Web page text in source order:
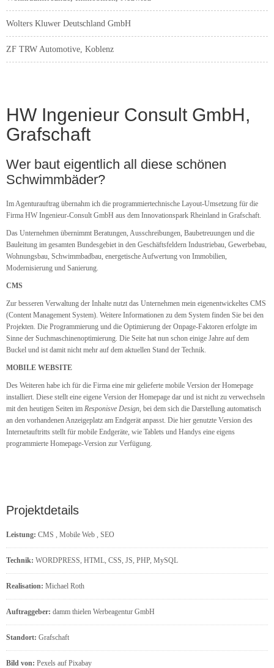
Wolters Kluwer Deutschland GmbH
ZF TRW Automotive, Koblenz
HW Ingenieur Consult GmbH,
Grafschaft
Wer baut eigentlich all diese schönen
Schwimmbäder?
Im Agenturauftrag übernahm ich die programmiertechnische Layout-Umsetzung für die
Firma HW Ingenieur-Consult GmbH aus dem Innovationspark Rheinland in Grafschaft.
Das Unternehmen übernimmt Beratungen, Ausschreibungen, Baubetreuungen und die
Bauleitung im gesamten Bundesgebiet in den Geschäftsfeldern Industriebau, Gewerbebau,
Wohnungsbau, Schwimmbadbau, energetische Aufwertung von Immobilien,
Modernisierung und Sanierung.
CMS
Zur besseren Verwaltung der Inhalte nutzt das Unternehmen mein eigenentwickeltes CMS
(Content Management System). Weitere Informationen zu dem System finden Sie bei den
Projekten. Die Programmierung und die Optimierung der Onpage-Faktoren erfolgte im
Sinne der Suchmaschinenoptimierung. Die Seite hat nun schon einige Jahre auf dem
Buckel und ist damit nicht mehr auf dem aktuellen Stand der Technik.
MOBILE WEBSITE
Des Weiteren habe ich für die Firma eine mir gelieferte mobile Version der Homepage
installiert. Diese stellt eine eigene Version der Homepage dar und ist nicht zu verwechseln
mit den heutigen Seiten im Responisve Design, bei dem sich die Darstellung automatisch
an den vorhandenen Anzeigeplatz am Endgerät anpasst. Die hier genutzte Version des
Internetauftritts stellt für mobile Endgeräte, wie Tablets und Handys eine eigens
programmierte Homepage-Version zur Verfügung.
Projektdetails
Leistung: CMS , Mobile Web , SEO
Technik: WORDPRESS, HTML, CSS, JS, PHP, MySQL
Realisation: Michael Roth
Auftraggeber: damm thielen Werbeagentur GmbH
Standort: Grafschaft
Bild von: Pexels auf Pixabay